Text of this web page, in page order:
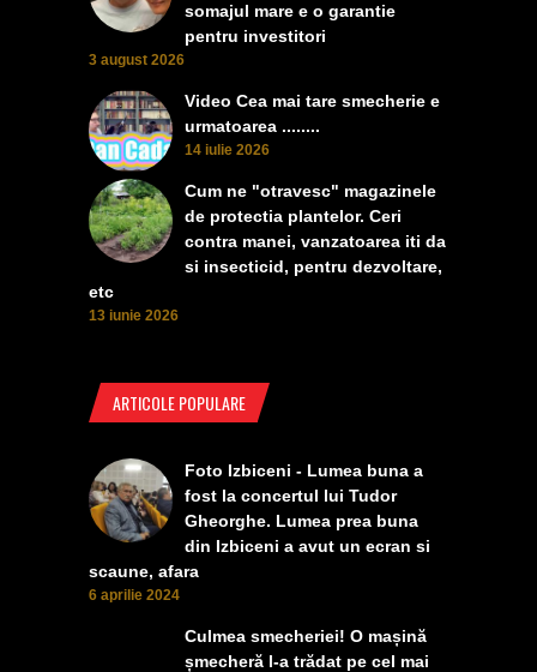
somajul mare e o garantie
pentru investitori
3 august 2026
Video Cea mai tare smecherie e
urmatoarea ........
14 iulie 2026
Cum ne "otravesc" magazinele
de protectia plantelor. Ceri
contra manei, vanzatoarea iti da
si insecticid, pentru dezvoltare,
etc
13 iunie 2026
ARTICOLE POPULARE
Foto Izbiceni - Lumea buna a
fost la concertul lui Tudor
Gheorghe. Lumea prea buna
din Izbiceni a avut un ecran si
scaune, afara
6 aprilie 2024
Culmea smecheriei! O mașină
șmecheră l-a trădat pe cel mai